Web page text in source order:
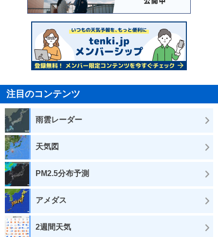
注目のコンテンツ
雨雲レーダー
天気図
PM2.5分布予測
アメダス
2週間天気